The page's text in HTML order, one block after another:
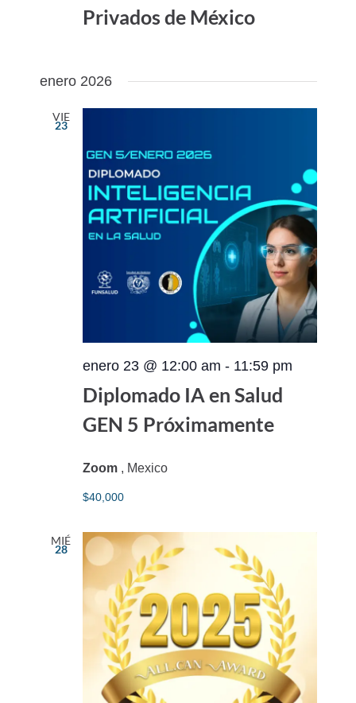
Privados de México
enero 2026
VIE
23
enero 23 @ 12:00 am - 11:59 pm
Diplomado IA en Salud
GEN 5 Próximamente
Zoom , Mexico
$40,000
MIÉ
28